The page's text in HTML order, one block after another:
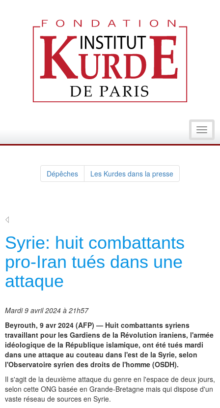
Dépêches Les Kurdes dans la presse
Syrie: huit combattants
pro-Iran tués dans une
attaque
Mardi 9 avril 2024 à 21h57
Beyrouth, 9 avr 2024 (AFP) — Huit combattants syriens
travaillant pour les Gardiens de la Révolution iraniens, l'armée
idéologique de la République islamique, ont été tués mardi
dans une attaque au couteau dans l'est de la Syrie, selon
l'Observatoire syrien des droits de l'homme (OSDH).
Il s'agit de la deuxième attaque du genre en l'espace de deux jours,
selon cette ONG basée en Grande-Bretagne mais qui dispose d'un
vaste réseau de sources en Syrie.